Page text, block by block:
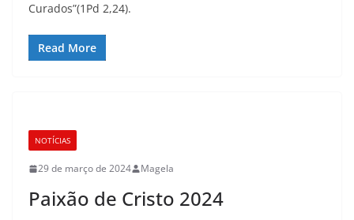
Curados”(1Pd 2,24).
Read More
NOTÍCIAS
29 de março de 2024 Magela
Paixão de Cristo 2024